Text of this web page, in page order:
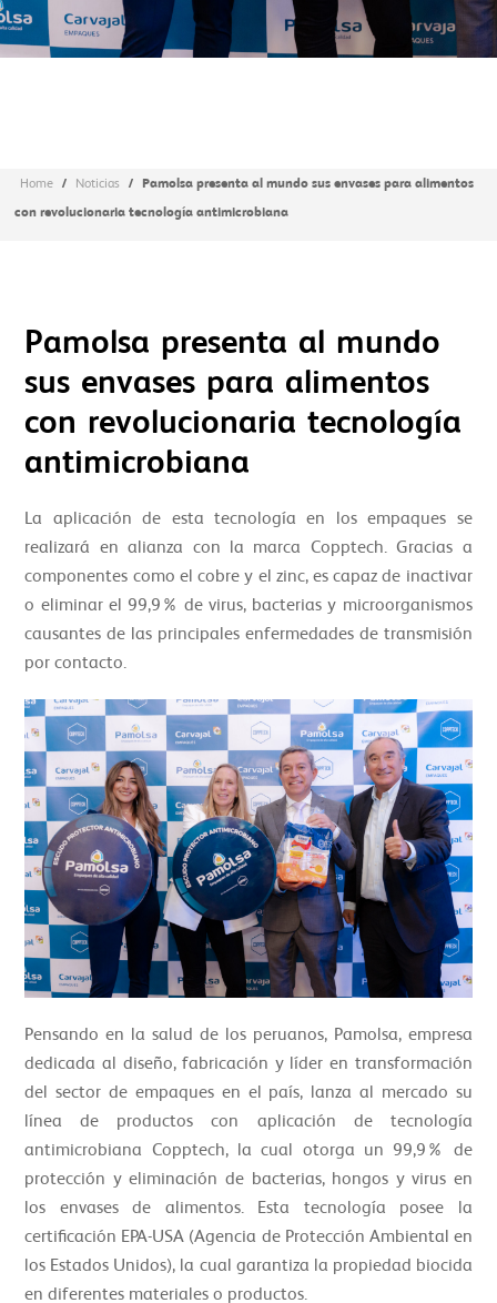
Home / Noticias / Pamolsa presenta al mundo sus envases para alimentos
con revolucionaria tecnología antimicrobiana
Pamolsa presenta al mundo
sus envases para alimentos
con revolucionaria tecnología
antimicrobiana
La aplicación de esta tecnología en los empaques se
realizará en alianza con la marca Copptech. Gracias a
componentes como el cobre y el zinc, es capaz de inactivar
o eliminar el 99,9% de virus, bacterias y microorganismos
causantes de las principales enfermedades de transmisión
por contacto.
Pensando en la salud de los peruanos, Pamolsa, empresa
dedicada al diseño, fabricación y líder en transformación
del sector de empaques en el país, lanza al mercado su
línea de productos con aplicación de tecnología
antimicrobiana Copptech, la cual otorga un 99,9% de
protección y eliminación de bacterias, hongos y virus en
los envases de alimentos. Esta tecnología posee la
certificación EPA-USA (Agencia de Protección Ambiental en
los Estados Unidos), la cual garantiza la propiedad biocida
en diferentes materiales o productos.